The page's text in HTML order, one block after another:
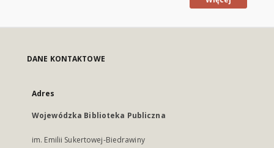
DANE KONTAKTOWE
Adres
Wojewódzka Biblioteka Publiczna
im. Emilii Sukertowej-Biedrawiny